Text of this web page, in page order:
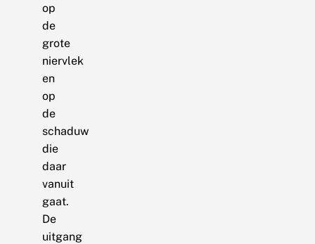
op
de
grote
niervlek
en
op
de
schaduw
die
daar
vanuit
gaat.
De
uitgang